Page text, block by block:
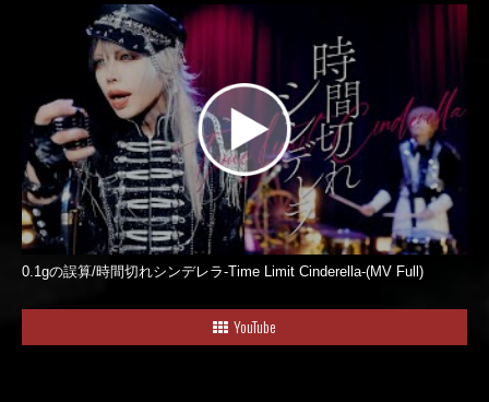
0.1gの誤算/時間切れシンデレラ-Time Limit Cinderella-(MV Full)
YouTube